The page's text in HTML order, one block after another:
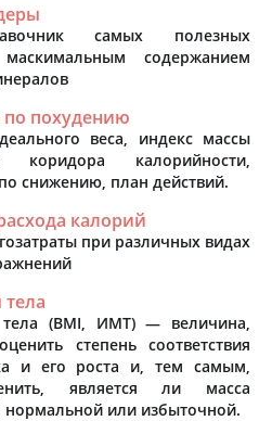
самых полезных
содержанием
похудению
веса, индекс массы
коридора калорийности,
снижению, план действий.
калорий
при различных видах
(BMI, ИМТ) — величина,
степень соответствия
и его роста и, тем самым,
является ли масса
нормальной или избыточной.